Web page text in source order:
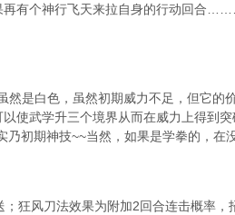
有个神行飞天来拉自身的行动回合
是白色，虽然初期威力不足，但它的
使武学升三个境界从而在威力上得到
初期神技~~当然，如果是学拳的，在
狂风刀法效果为附加2回合连击概率，